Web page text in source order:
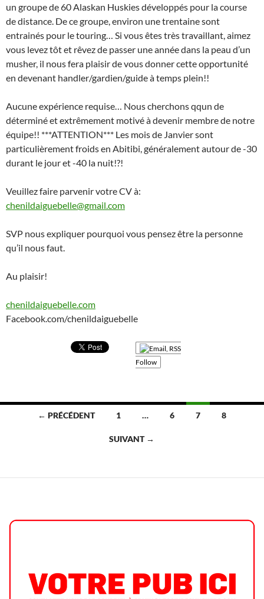
un groupe de 60 Alaskan Huskies développés pour la course
de distance. De ce groupe, environ une trentaine sont
entrainés pour le touring… Si vous êtes très travaillant, aimez
vous levez tôt et rêvez de passer une année dans la peau d’un
musher, il nous fera plaisir de vous donner cette opportunité
en devenant handler/gardien/guide à temps plein!!
Aucune expérience requise… Nous cherchons qqun de
déterminé et extrêmement motivé à devenir membre de notre
équipe!! ***ATTENTION*** Les mois de Janvier sont
particulièrement froids en Abitibi, généralement autour de -30
durant le jour et -40 la nuit!?!
Veuillez faire parvenir votre CV à:
chenildaiguebelle@gmail.com
SVP nous expliquer pourquoi vous pensez être la personne
qu’il nous faut.
Au plaisir!
chenildaiguebelle.com
Facebook.com/chenildaiguebelle
Follow
Navigation
← PRÉCÉDENT 1 … 6 7 8
SUIVANT →